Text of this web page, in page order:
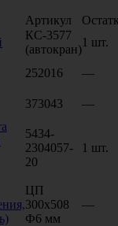
Артикул
КС-3577
(автокран)
1 шт.
252016 —
373043 —
5434-
2304057-
20
1 шт.
ЦП
300х508
Ф6 мм
—